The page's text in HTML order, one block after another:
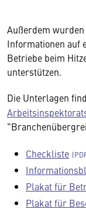
Außerdem
Informationen auf
Betriebe beim
unterstützen.
Die Unterlagen
Checkliste
Plakat für
Plakat für